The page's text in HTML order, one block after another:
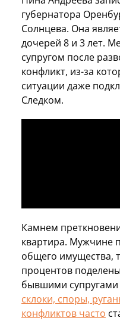
губернатора
Солнцева. Она
дочерей 8 и 3 лет.
супругом после
конфликт, из-за
ситуации даже
Следком.
Камнем
квартира. Мужчине
общего имущества,
процентов
бывшими
склоки, споры,
конфликтов часто